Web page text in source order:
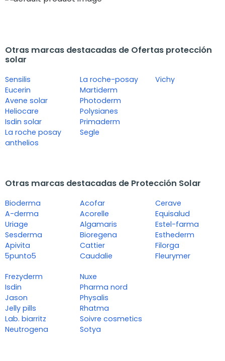
Otras marcas destacadas de Ofertas protección
solar
Sensilis
Eucerin
Avene solar
Heliocare
Isdin solar
La roche posay
anthelios
La roche-posay
Martiderm
Photoderm
Polysianes
Primaderm
Segle
Vichy
Otras marcas destacadas de Protección Solar
Bioderma
A-derma
Uriage
Sesderma
Apivita
5punto5
Acofar
Acorelle
Algamaris
Bioregena
Cattier
Caudalie
Cerave
Equisalud
Estel-farma
Esthederm
Filorga
Fleurymer
Frezyderm
Isdin
Jason
Jelly pills
Lab. biarritz
Neutrogena
Nuxe
Pharma nord
Physalis
Rhatma
Soivre cosmetics
Sotya